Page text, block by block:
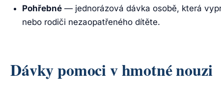
Pohřebné — jednorázová dávka osobě, která
nebo rodiči nezaopatřeného dítěte.
Dávky pomoci v hmotné nouzi